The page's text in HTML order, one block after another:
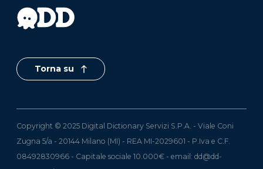
Torna su
Copyright © 2025 Digital Dictionary Servizi S.P.A. - Viale Coni
Zugna 5/a - 20144 Milano (MI) - REA MI-2029601 - P.Iva e C.F.
08492830966 - Capitale sociale 10.000€ - email: dd@dd-